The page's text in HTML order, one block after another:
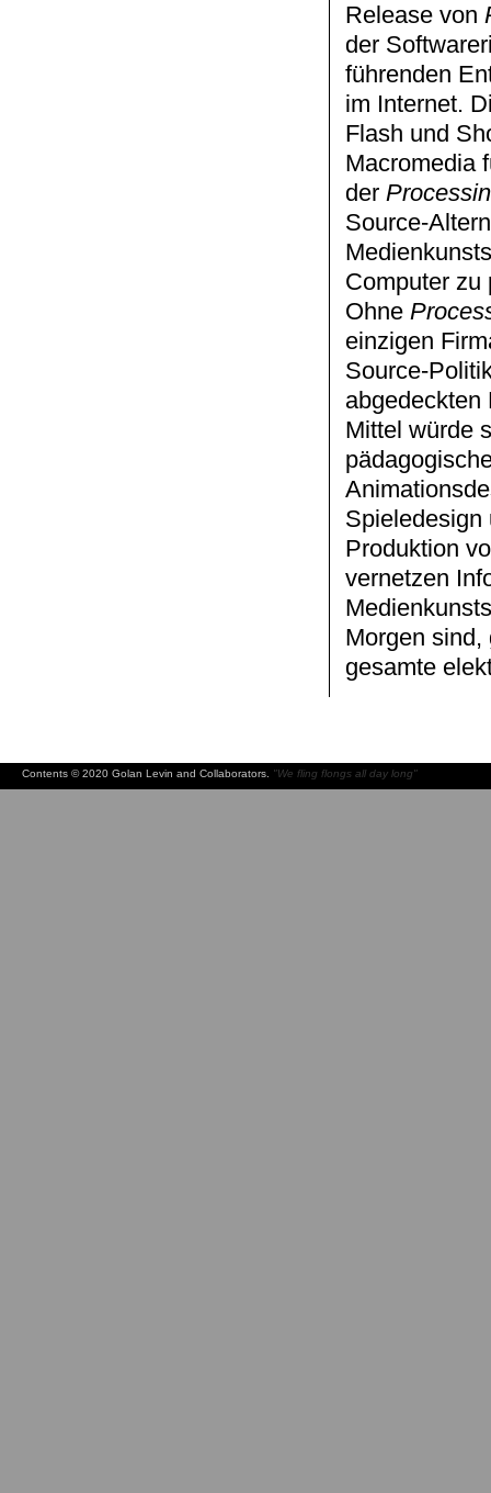
Release von
der
führenden
im Internet.
Flash und
Macromedia
der
Source-
Computer zu
Ohne
einzigen
Source-
abgedeckten
Mittel würde
Spieledesign
Produktion
vernetzen
Morgen sind,
gesamte
Contents © 2020 Golan Levin and Collaborators. "We fling flongs all day long"